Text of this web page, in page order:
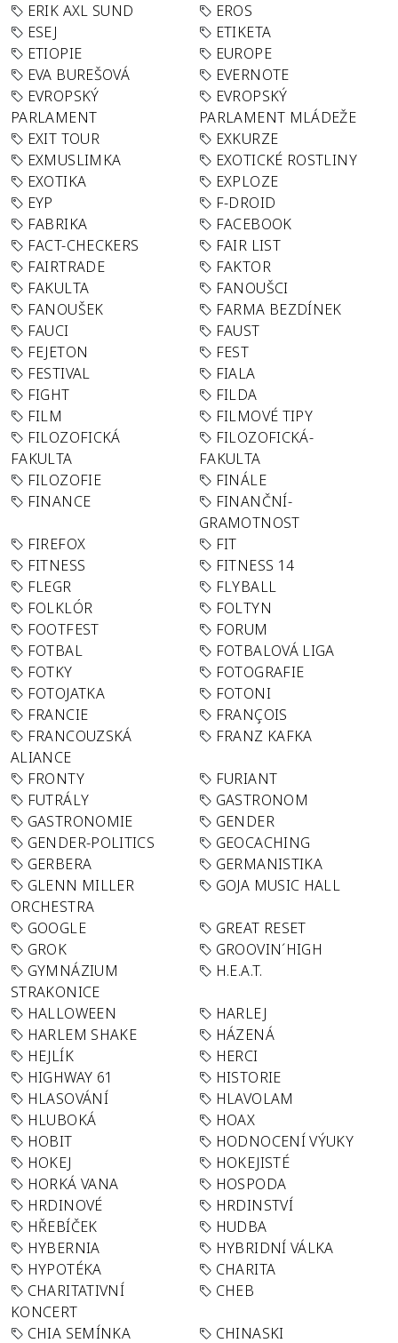
ERIK AXL SUND
EROS
ESEJ
ETIKETA
ETIOPIE
EUROPE
EVA BUREŠOVÁ
EVERNOTE
EVROPSKÝ
PARLAMENT
EVROPSKÝ
PARLAMENT MLÁDEŽE
EXIT TOUR
EXKURZE
EXMUSLIMKA
EXOTICKÉ ROSTLINY
EXOTIKA
EXPLOZE
EYP
F-DROID
FABRIKA
FACEBOOK
FACT-CHECKERS
FAIR LIST
FAIRTRADE
FAKTOR
FAKULTA
FANOUŠCI
FANOUŠEK
FARMA BEZDÍNEK
FAUCI
FAUST
FEJETON
FEST
FESTIVAL
FIALA
FIGHT
FILDA
FILM
FILMOVÉ TIPY
FILOZOFICKÁ
FAKULTA
FILOZOFICKÁ-
FAKULTA
FILOZOFIE
FINÁLE
FINANCE
FINANČNÍ-
GRAMOTNOST
FIREFOX
FIT
FITNESS
FITNESS 14
FLEGR
FLYBALL
FOLKLÓR
FOLTYN
FOOTFEST
FORUM
FOTBAL
FOTBALOVÁ LIGA
FOTKY
FOTOGRAFIE
FOTOJATKA
FOTONI
FRANCIE
FRANÇOIS
FRANCOUZSKÁ
ALIANCE
FRANZ KAFKA
FRONTY
FURIANT
FUTRÁLY
GASTRONOM
GASTRONOMIE
GENDER
GENDER-POLITICS
GEOCACHING
GERBERA
GERMANISTIKA
GLENN MILLER
ORCHESTRA
GOJA MUSIC HALL
GOOGLE
GREAT RESET
GROK
GROOVIN´HIGH
GYMNÁZIUM
STRAKONICE
H.E.A.T.
HALLOWEEN
HARLEJ
HARLEM SHAKE
HÁZENÁ
HEJLÍK
HERCI
HIGHWAY 61
HISTORIE
HLASOVÁNÍ
HLAVOLAM
HLUBOKÁ
HOAX
HOBIT
HODNOCENÍ VÝUKY
HOKEJ
HOKEJISTÉ
HORKÁ VANA
HOSPODA
HRDINOVÉ
HRDINSTVÍ
HŘEBÍČEK
HUDBA
HYBERNIA
HYBRIDNÍ VÁLKA
HYPOTÉKA
CHARITA
CHARITATIVNÍ
KONCERT
CHEB
CHIA SEMÍNKA CHINASKI